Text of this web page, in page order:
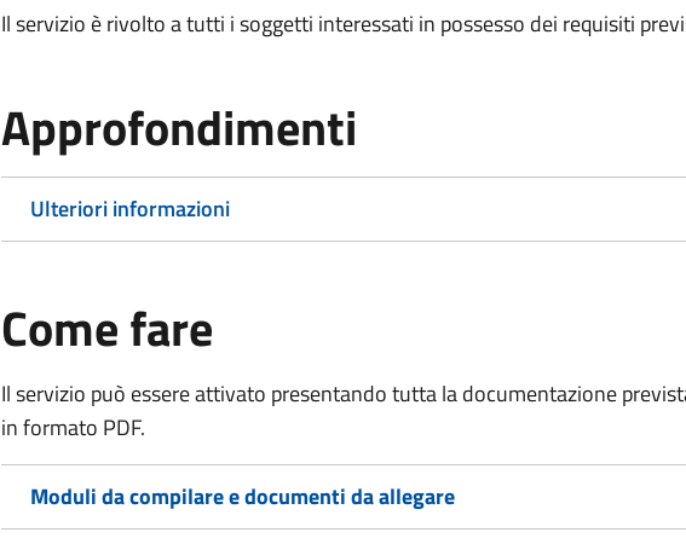
Il servizio è rivolto a tutti i soggetti interessati in possesso dei requisiti
Approfondimenti
Ulteriori informazioni
Come fare
Il servizio può essere attivato presentando tutta la documentazione
in formato PDF.
Moduli da compilare e documenti da allegare